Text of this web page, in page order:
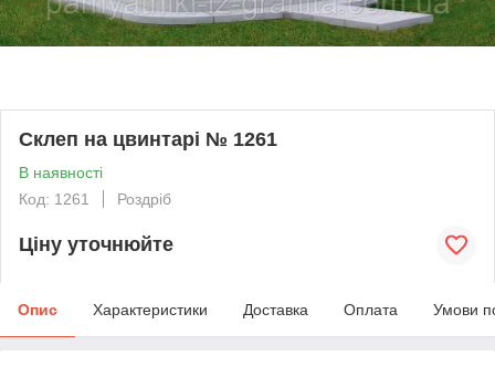
Склеп на цвинтарі № 1261
В наявності
Код: 1261
Роздріб
Ціну уточнюйте
Опис Характеристики Доставка Оплата Умови